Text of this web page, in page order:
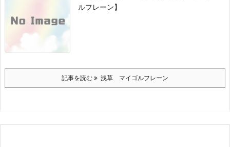
ルフレーン】
記事を読む 浅草 マイゴルフレーン